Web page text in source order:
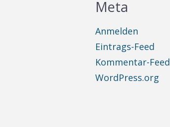
Meta
Anmelden
Eintrags-Feed
Kommentar-Feed
WordPress.org